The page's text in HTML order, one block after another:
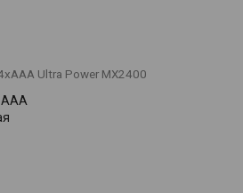
Ultra Power MX2400